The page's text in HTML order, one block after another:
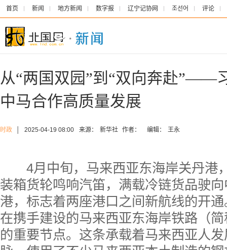
首页 新闻 地方新闻 数字报 辽宁记协网 조선어 评论
从“两国双园”到“双向奔赴”——
中马合作高质量发展
时政 2025-04-19 08:00 来源： 新华社 作者： 编辑： 王永
4月中旬，马来西亚东海岸关丹港，
装箱货轮鸣响汽笛，满载冷链货品驶
港，标志着两座港口之间新航线的开
在携手建设的马来西亚东海岸铁路（
的重要节点。这条承载着马来西亚人